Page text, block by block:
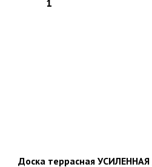
Доска террасная УСИЛЕННАЯ